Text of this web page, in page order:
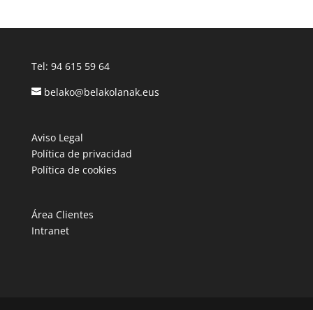
Tel: 94 615 59 64
belako@belakolanak.eus
Aviso Legal
Política de privacidad
Política de cookies
Área Clientes
Intranet